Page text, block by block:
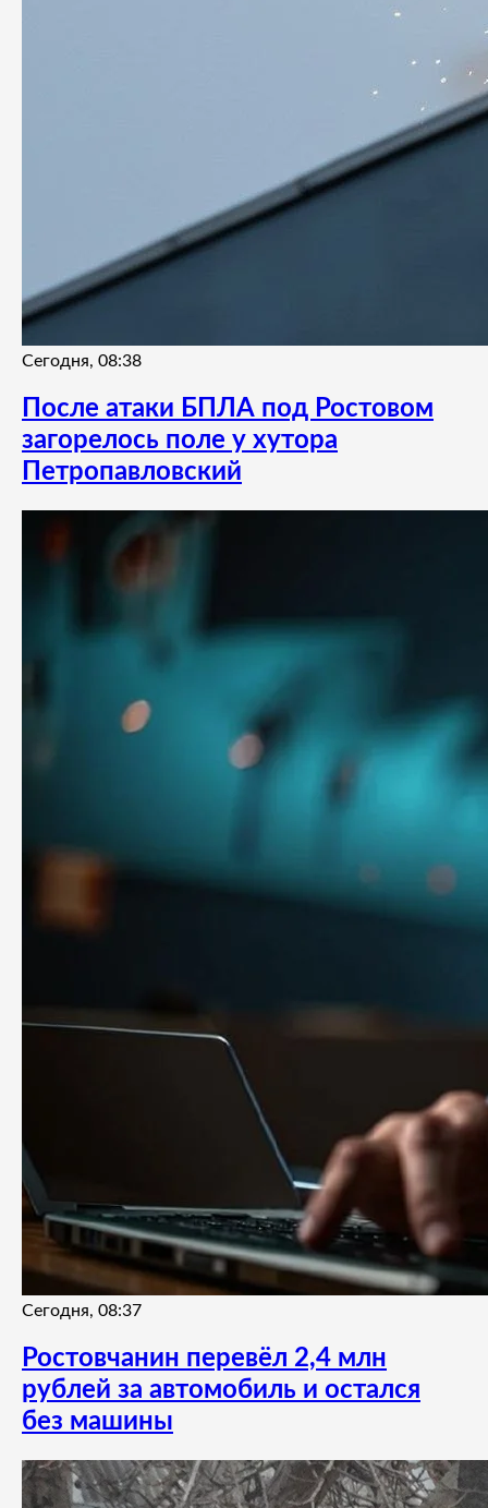
Сегодня, 08:38
После атаки БПЛА под Ростовом
загорелось поле у хутора
Петропавловский
Сегодня, 08:37
Ростовчанин перевёл 2,4 млн
рублей за автомобиль и остался
без машины